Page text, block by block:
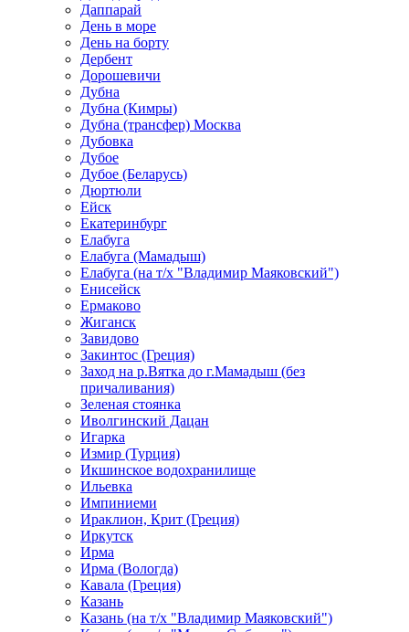
Даппарай
День в море
День на борту
Дербент
Дорошевичи
Дубна
Дубна (Кимры)
Дубна (трансфер) Москва
Дубовка
Дубое
Дубое (Беларусь)
Дюртюли
Ейск
Екатеринбург
Елабуга
Елабуга (Мамадыш)
Елабуга (на т/х "Владимир Маяковский")
Енисейск
Ермаково
Жиганск
Завидово
Закинтос (Греция)
Заход на р.Вятка до г.Мамадыш (без
причаливания)
Зеленая стоянка
Иволгинский Дацан
Игарка
Измир (Турция)
Икшинское водохранилище
Ильевка
Импиниеми
Ираклион, Крит (Греция)
Иркутск
Ирма
Ирма (Вологда)
Кавала (Греция)
Казань
Казань (на т/х "Владимир Маяковский")